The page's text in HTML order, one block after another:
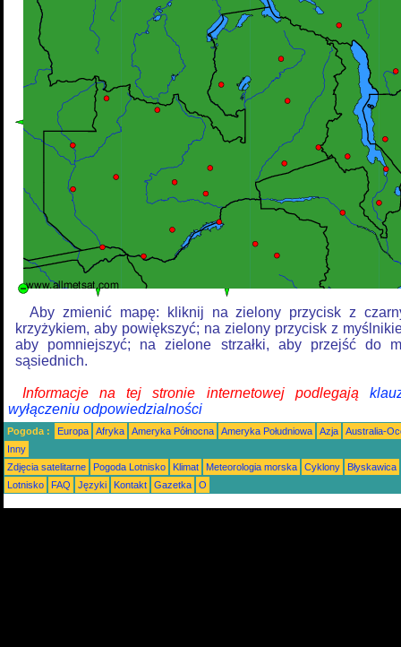
Aby zmienić mapę: kliknij na zielony przycisk z
krzyżykiem, aby powiększyć; na zielony przycisk z
aby pomniejszyć; na zielone strzałki, aby przejść do
sąsiednich.
Informacje na tej stronie internetowej podlegają
wyłączeniu odpowiedzialności
Pogoda : Europa Afryka Ameryka Północna Ameryka Południowa Azja
Australia-
Inny
Zdjęcia satelitarne
Pogoda Lotnisko Klimat Meteorologia morska Cyklony
Błyskawica
Lotnisko
FAQ Języki Kontakt Gazetka O